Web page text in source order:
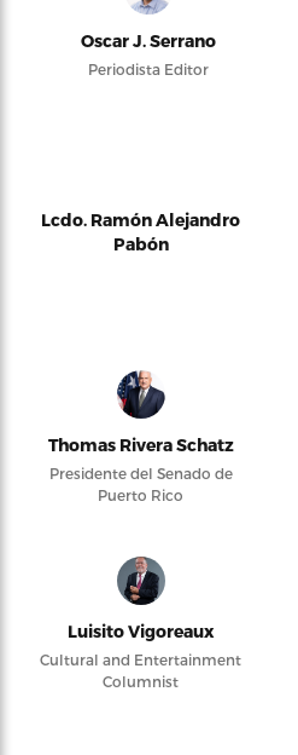
Oscar J. Serrano
Periodista Editor
Lcdo. Ramón Alejandro
Pabón
Thomas Rivera Schatz
Presidente del Senado de
Puerto Rico
Luisito Vigoreaux
Cultural and Entertainment
Columnist